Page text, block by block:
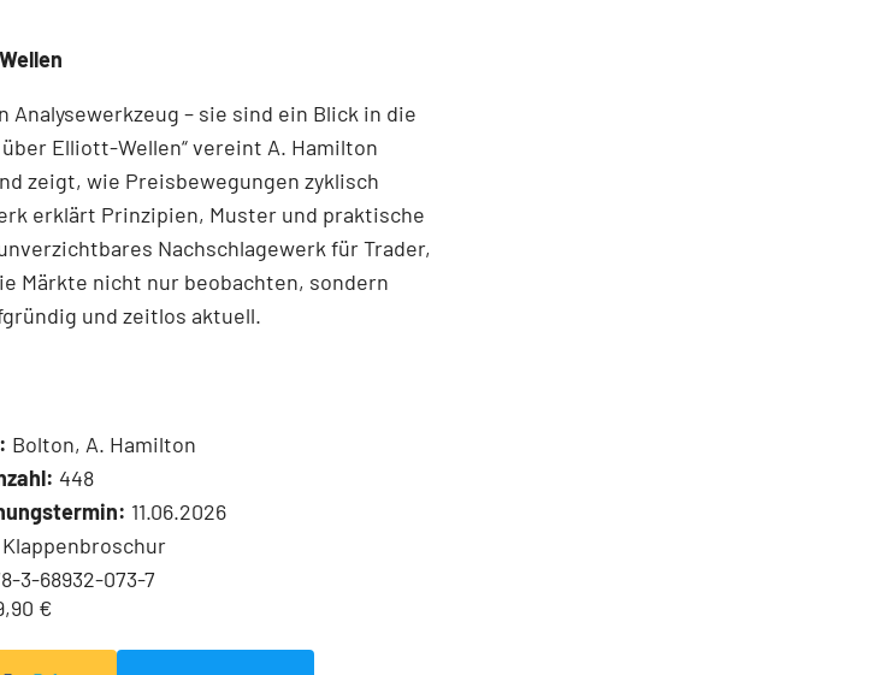
– sie sind ein Blick in die
Elliott-Wellen“ vereint A. Hamilton
zeigt, wie Preisbewegungen zyklisch
erklärt Prinzipien, Muster und praktische
Nachschlagewerk für Trader,
Märkte nicht nur beobachten, sondern
und zeitlos aktuell.
Bolton, A. Hamilton
448
11.06.2026
Klappenbroschur
3-68932-073-7
€